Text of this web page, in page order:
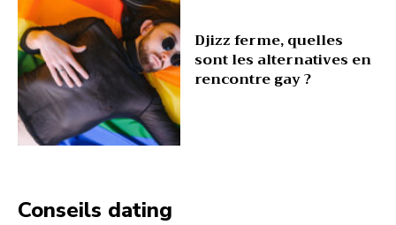
Djizz ferme, quelles
sont les alternatives en
rencontre gay ?
Conseils dating